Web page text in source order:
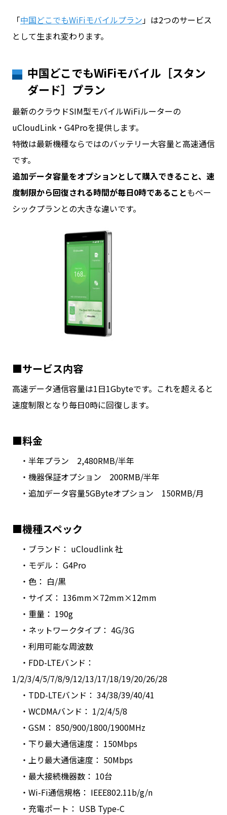
「中国どこでもWiFiモバイルプラン」は2つのサービス
として生まれ変わります。
中国どこでもWiFiモバイル［スタン
ダード］プラン
最新のクラウドSIM型モバイルWiFiルーターの
uCloudLink・G4Proを提供します。
特徴は最新機種ならではのバッテリー大容量と高速通信
です。
追加データ容量をオプションとして購入できること、速
度制限から回復される時間が毎日0時であることもベー
シックプランとの大きな違いです。
■サービス内容
高速データ通信容量は1日1Gbyteです。これを超えると
速度制限となり毎日0時に回復します。
■料金
・半年プラン 2,480RMB/半年
・機器保証オプション 200RMB/半年
・追加データ容量5GByteオプション 150RMB/月
■機種スペック
・ブランド： uCloudlink 社
・モデル： G4Pro
・色： 白/黒
・サイズ： 136mm×72mm×12mm
・重量： 190g
・ネットワークタイプ： 4G/3G
・利用可能な周波数
・FDD-LTEバンド：
1/2/3/4/5/7/8/9/12/13/17/18/19/20/26/28
・TDD-LTEバンド： 34/38/39/40/41
・WCDMAバンド： 1/2/4/5/8
・GSM： 850/900/1800/1900MHz
・下り最大通信速度： 150Mbps
・上り最大通信速度： 50Mbps
・最大接続機器数： 10台
・Wi-Fi通信規格： IEEE802.11b/g/n
・充電ポート： USB Type-C